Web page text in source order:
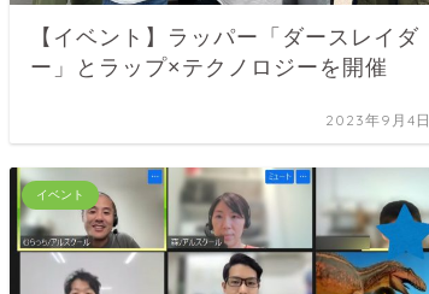
【イベント】ラッパー「ダースレイダ
ー」とラップ×テクノロジーを開催
2023年9月4日
イベント